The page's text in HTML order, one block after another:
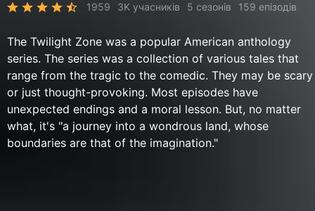
1959 3K учасників 5 сезонів 159 епізодів
The Twilight Zone was a popular American anthology
series. The series was a collection of various tales that
range from the tragic to the comedic. They may be scary
or just thought-provoking. Most episodes have
unexpected endings and a moral lesson. But, no matter
what, it's "a journey into a wondrous land, whose
boundaries are that of the imagination."